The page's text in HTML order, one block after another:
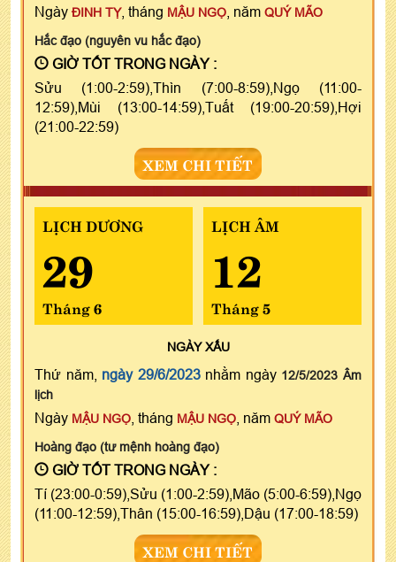
Ngày ĐINH TỴ, tháng MẬU NGỌ , năm QUÝ MÃO
Hắc đạo (nguyên vu hắc đạo)
GIỜ TỐT TRONG NGÀY :
Sửu (1:00-2:59),Thìn (7:00-8:59),Ngọ (11:00-
12:59),Mùi (13:00-14:59),Tuất (19:00-20:59),Hợi
(21:00-22:59)
XEM CHI TIẾT
LỊCH DƯƠNG
29
Tháng 6
LỊCH ÂM
12
Tháng 5
NGÀYXẤU
Thứ năm, ngày 29/6/2023nhằm ngày 12/5/2023 Âm
lịch
Ngày MẬU NGỌ , tháng MẬU NGỌ , năm QUÝ MÃO
Hoàng đạo (tư mệnh hoàng đạo)
GIỜ TỐT TRONG NGÀY :
Tí (23:00-0:59),Sửu (1:00-2:59),Mão (5:00-6:59),Ngọ
(11:00-12:59),Thân (15:00-16:59),Dậu (17:00-18:59)
XEM CHI TIẾT